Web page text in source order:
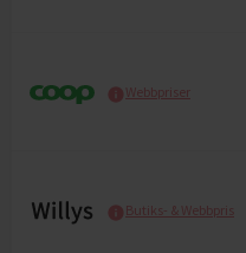
Webbpriser
Butiks- & Webbpris